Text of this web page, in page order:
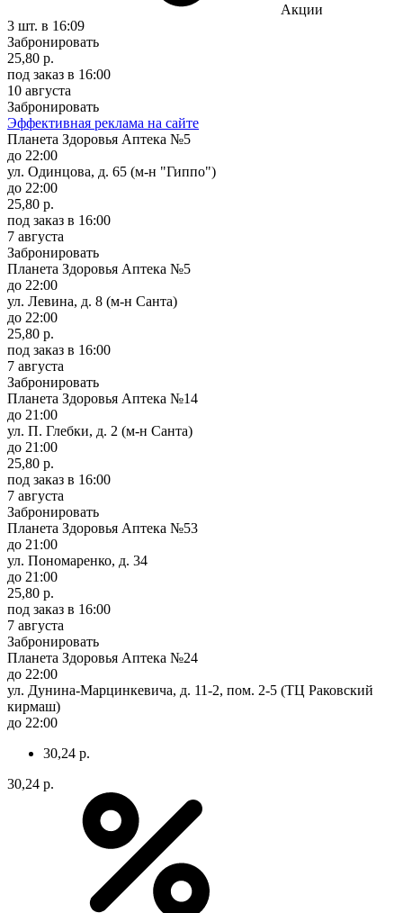
Акции
3 шт. в 16:09
Забронировать
25,80 р.
под заказ в 16:00
10 августа
Забронировать
Эффективная реклама на сайте
Планета Здоровья Аптека №5
до 22:00
ул. Одинцова, д. 65 (м-н "Гиппо")
до 22:00
25,80 р.
под заказ в 16:00
7 августа
Забронировать
Планета Здоровья Аптека №5
до 22:00
ул. Левина, д. 8 (м-н Санта)
до 22:00
25,80 р.
под заказ в 16:00
7 августа
Забронировать
Планета Здоровья Аптека №14
до 21:00
ул. П. Глебки, д. 2 (м-н Санта)
до 21:00
25,80 р.
под заказ в 16:00
7 августа
Забронировать
Планета Здоровья Аптека №53
до 21:00
ул. Пономаренко, д. 34
до 21:00
25,80 р.
под заказ в 16:00
7 августа
Забронировать
Планета Здоровья Аптека №24
до 22:00
ул. Дунина-Марцинкевича, д. 11-2, пом. 2-5 (ТЦ Раковский
кирмаш)
до 22:00
30,24 р.
30,24 р.